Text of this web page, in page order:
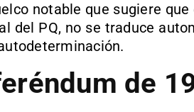
notable que sugiere que
del PQ, no se traduce
de